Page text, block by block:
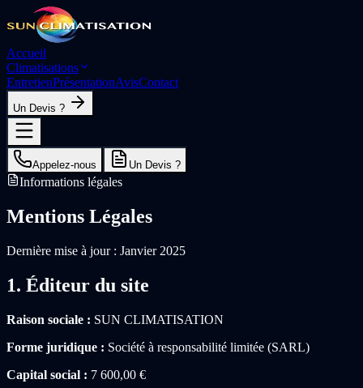
Accueil
Climatisations
EntretienPrésentationAvisContact
Un Devis ?
Appelez-nous Un Devis ?
Informations légales
Mentions Légales
Dernière mise à jour : Janvier 2025
1. Éditeur du site
Raison sociale : SUN CLIMATISATION
Forme juridique : Société à responsabilité limitée (SARL)
Capital social : 7 600,00 €